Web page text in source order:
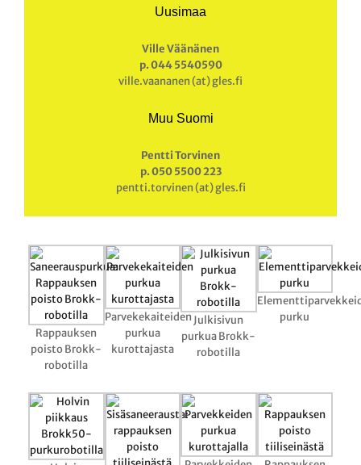
Uusimaa
Ville Väänänen
p. 044 5540590
ville.vaananen (at) gles.fi
Muu Suomi
Pentti Torvinen
p. 050 5500 223
pentti.torvinen (at) gles.fi
Rappauksen
poisto Brokk-
robotilla
Parvekekaiteiden
purkua
kurottajasta
Julkisivun
purkua Brokk-
robotilla
purku